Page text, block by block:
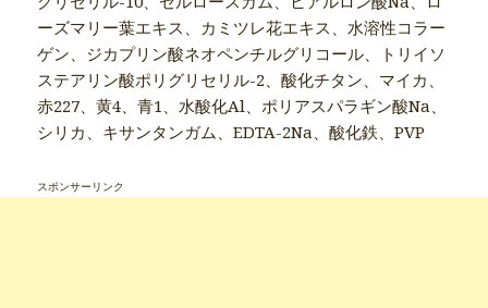
ーズマリー葉エキス、カミツレ花エキス、水溶性コラー
ゲン、ジカプリン酸ネオペンチルグリコール、トリイソ
ステアリン酸ポリグリセリル-2、酸化チタン、マイカ、
赤227、黄4、青1、水酸化Al、ポリアスパラギン酸Na、
シリカ、キサンタンガム、EDTA-2Na、酸化鉄、PVP
スポンサーリンク